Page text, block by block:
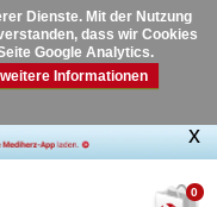
Dienste. Mit der Nutzung
dass wir Cookies
Google Analytics.
weitere Informationen
0